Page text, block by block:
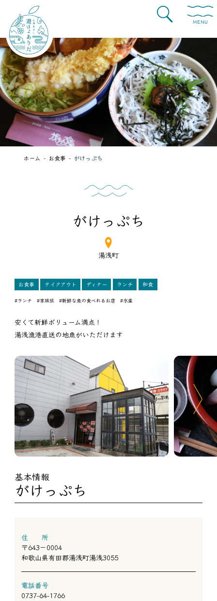
MENU
ホーム お食事 がけっぷち
がけっぷち
湯浅町
お食事 テイクアウト ディナー ランチ 和食
#ランチ #家族旅 #新鮮な魚の食べれるお店 #水産
安くて新鮮ボリューム満点！
湯浅漁港直送の地魚がいただけます
基本情報
がけっぷち
住 所
〒643－0004
和歌山県有田郡湯浅町湯浅3055
電話番号
0737-64-1766